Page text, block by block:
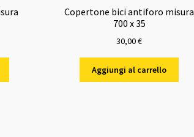
Copertone bici antiforo misura
700 x 35
30,00€
Aggiungi al carrello